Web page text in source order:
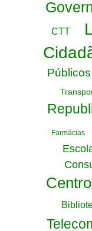
CTT
Públicos
Farmácias